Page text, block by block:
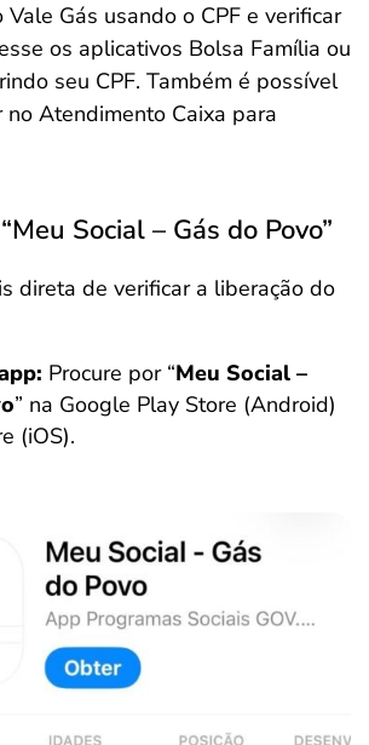
Vale Gás usando o CPF e verificar
os aplicativos Bolsa Família ou
seu CPF. Também é possível
Atendimento Caixa para
Social – Gás do Povo”
direta de verificar a liberação do
Procure por “Meu Social –
” na Google Play Store (Android)
(iOS).